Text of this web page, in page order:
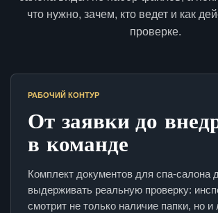
что нужно, зачем, кто ведет и как
проверке.
РАБОЧИЙ КОНТУР
От заявки до
в команде
Комплект документов для спа-салона
выдерживать реальную проверку:
смотрит не только наличие папки, но и